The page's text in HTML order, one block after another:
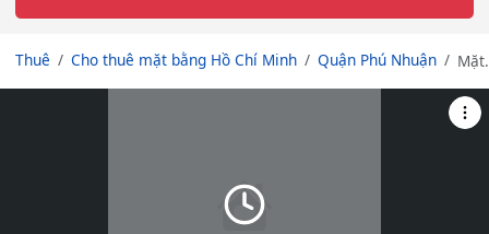
Thuê Cho thuê mặt bằng Hồ Chí Minh Quận Phú Nhuận
Mặt
68A